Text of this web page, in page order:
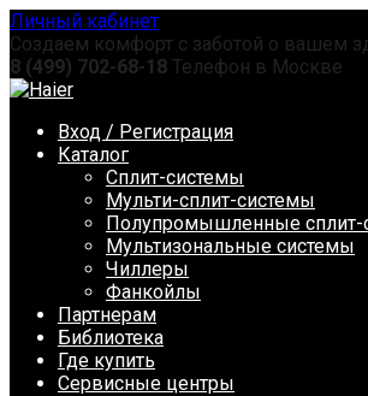
Перейти
к
содержанию
Личный кабинет
Создаем комфорт с заботой о вашем
8 (499) 702-68-18 Телефон в Москве
Вход / Регистрация
Каталог
Сплит-системы
Мульти-сплит-системы
Полупромышленные сплит-
Мультизональные системы
Чиллеры
Фанкойлы
Партнерам
Библиотека
Где купить
Сервисные центры